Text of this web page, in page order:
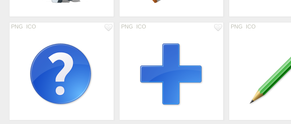
PNG ICO PNG ICO PNG ICO